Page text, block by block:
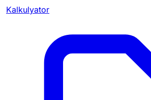
Kalkulyator